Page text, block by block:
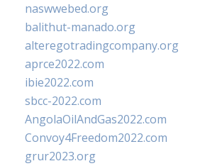
naswwebed.org
balithut-manado.org
alteregotradingcompany.org
aprce2022.com
ibie2022.com
sbcc-2022.com
AngolaOilAndGas2022.com
Convoy4Freedom2022.com
grur2023.org